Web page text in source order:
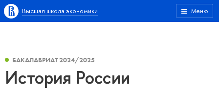
Меню
Высшая школа экономики
БАКАЛАВРИАТ 2024/2025
История России